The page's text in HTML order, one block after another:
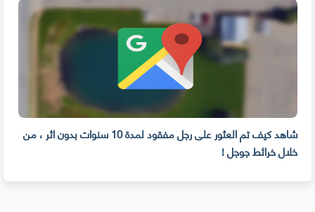
شاهد كيف تم العثور على رجل مفقود لمدة 10 سنوات بدون اثر ، من
خلال خرائط جوجل !